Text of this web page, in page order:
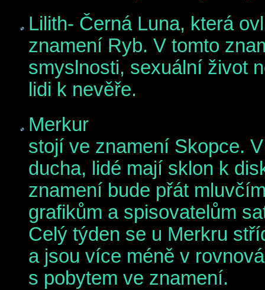
Lilith- Černá Luna, která
znamení Ryb. V tomto
smyslnosti, sexuální život
lidi k nevěře.
Merkur
stojí ve znamení Skopce.
ducha, lidé mají sklon k
znamení bude přát
grafikům a spisovatelům
Celý týden se u Merkru
a jsou více méně v
s pobytem ve znamení.